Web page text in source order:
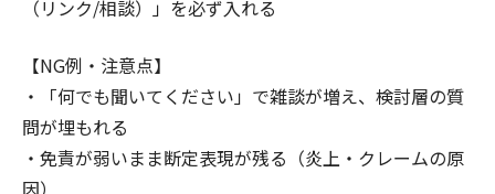
（リンク/相談）」を必ず入れる
【NG例・注意点】
・「何でも聞いてください」で雑談が増え、検討層の質
問が埋もれる
・免責が弱いまま断定表現が残る（炎上・クレームの原
因）